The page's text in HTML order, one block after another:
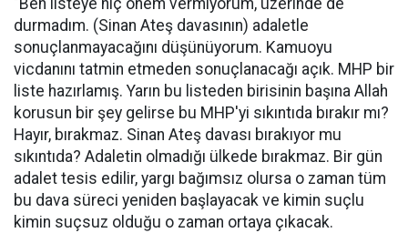
"Ben listeye hiç önem vermiyorum, üzerinde de
durmadım. (Sinan Ateş davasının) adaletle
sonuçlanmayacağını düşünüyorum. Kamuoyu
vicdanını tatmin etmeden sonuçlanacağı açık. MHP bir
liste hazırlamış. Yarın bu listeden birisinin başına Allah
korusun bir şey gelirse bu MHP'yi sıkıntıda bırakır mı?
Hayır, bırakmaz. Sinan Ateş davası bırakıyor mu
sıkıntıda? Adaletin olmadığı ülkede bırakmaz. Bir gün
adalet tesis edilir, yargı bağımsız olursa o zaman tüm
bu dava süreci yeniden başlayacak ve kimin suçlu
kimin suçsuz olduğu o zaman ortaya çıkacak.